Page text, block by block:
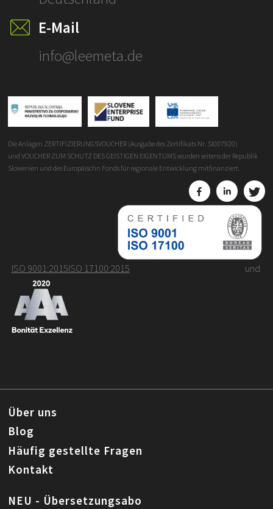
E-Mail
info@leemeta.de
Die Anlagen ZERTIFIZIERUNGSVOUCHER (Ausgabe des Zertifikats Nr. SI007920)
und VOUCHER ZUM SCHUTZ DES GEISTIGEN EIGENTUMS wurden seitens der Republik
Slowenien und des Europäischn Fonds für regionale Entwicklung mitfinanziert.
ISO 9001:2015 und
ISO 17100:2015
Über uns
Blog
Häufig gestellte Fragen
Kontakt
NEU - Übersetzungsabo